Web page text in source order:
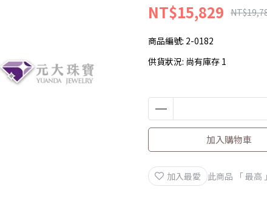
NT$15,829
商品編號: 2-0182
供貨狀況: 尚有庫存 1
加入購物車
加入最愛 此商品 「 最高